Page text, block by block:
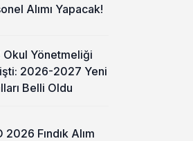
Alımı Yapacak!
Okul Yönetmeliği
2026-2027 Yeni
Belli Oldu
2026 Fındık Alım